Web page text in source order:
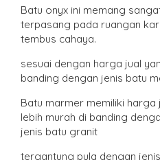
Batu onyx ini memang
terpasang pada ruangan
tembus cahaya.
sesuai dengan harga jual
banding dengan jenis batu
Batu marmer memiliki
lebih murah di banding
jenis batu granit
tergantung pula dengan